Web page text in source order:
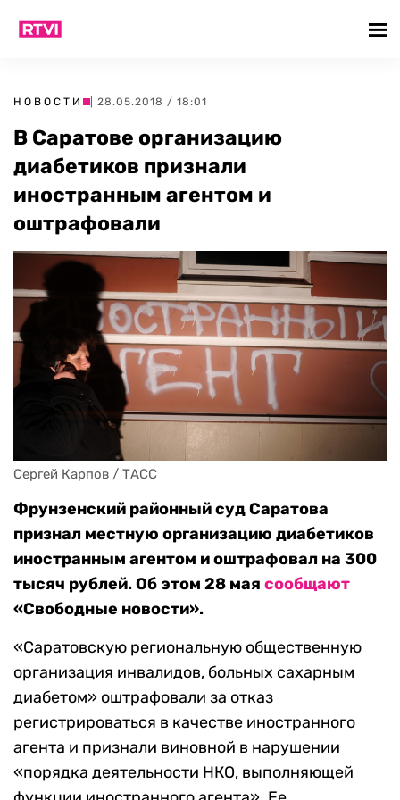
НОВОСТИ | 28.05.2018 / 18:01
В Саратове организацию
диабетиков признали
иностранным агентом и
оштрафовали
Сергей Карпов / ТАСС
Фрунзенский районный суд Саратова
признал местную организацию диабетиков
иностранным агентом и оштрафовал на 300
тысяч рублей. Об этом 28 мая сообщают
«Свободные новости».
«Саратовскую региональную общественную
организация инвалидов, больных сахарным
диабетом» оштрафовали за отказ
регистрироваться в качестве иностранного
агента и признали виновной в нарушении
«порядка деятельности НКО, выполняющей